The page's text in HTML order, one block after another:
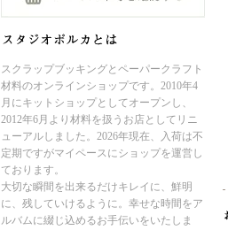
スクラップブッキングとペーパークラフト
材料のオンラインショップです。2010年4
月にキットショップとしてオープンし、
2012年6月より材料を扱うお店としてリニ
ューアルしました。2026年現在、入荷は不
定期ですがマイペースにショップを運営し
ております。
大切な瞬間を出来るだけキレイに、鮮明
に、残していけるように。幸せな時間をア
ルバムに綴じ込めるお手伝いをいたしま